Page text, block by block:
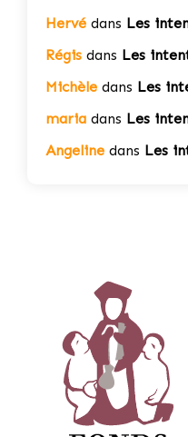
Hervé dans Les
Régis dans Les
Michèle dans Les
maria dans Les
Angeline dans Les